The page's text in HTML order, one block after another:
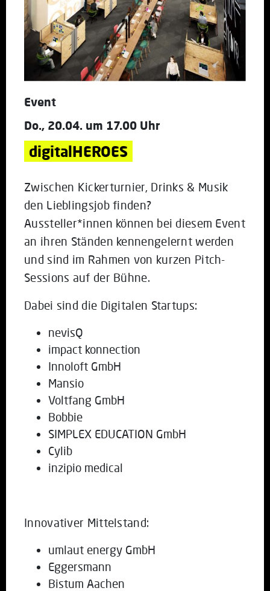
Event
Do., 20.04. um 17.00 Uhr
digitalHEROES
Zwischen Kickerturnier, Drinks & Musik
den Lieblingsjob finden?
Aussteller*innen können bei diesem Event
an ihren Ständen kennengelernt werden
und sind im Rahmen von kurzen Pitch-
Sessions auf der Bühne.
Dabei sind die Digitalen Startups:
nevisQ
impact konnection
Innoloft GmbH
Mansio
Voltfang GmbH
Bobbie
SIMPLEX EDUCATION GmbH
Cylib
inzipio medical
Innovativer Mittelstand:
umlaut energy GmbH
Eggersmann
Bistum Aachen